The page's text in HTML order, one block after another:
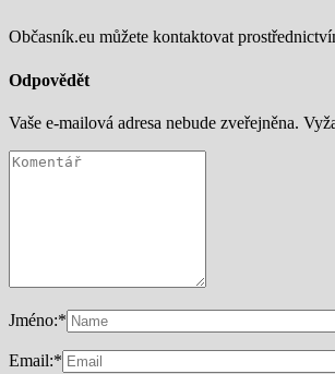
Občasník.eu můžete kontaktovat
Odpovědět
Vaše e-mailová adresa nebude zveřejněna.
Jméno:*
Email:*